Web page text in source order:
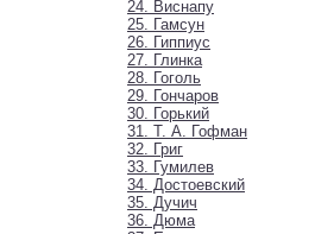
24. Виснапу
25. Гамсун
26. Гиппиус
27. Глинка
28. Гоголь
29. Гончаров
30. Горький
31. Т. А. Гофман
32. Григ
33. Гумилев
34. Достоевский
35. Дучич
36. Дюма